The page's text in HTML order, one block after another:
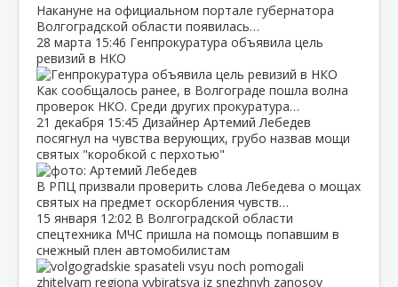
Накануне на официальном портале губернатора
Волгоградской области появилась…
28 марта 15:46 Генпрокуратура объявила цель
ревизий в НКО
Как сообщалось ранее, в Волгограде пошла волна
проверок НКО. Среди других прокуратура…
21 декабря 15:45 Дизайнер Артемий Лебедев
посягнул на чувства верующих, грубо назвав мощи
святых "коробкой с перхотью"
В РПЦ призвали проверить слова Лебедева о мощах
святых на предмет оскорбления чувств…
15 января 12:02 В Волгоградской области
спецтехника МЧС пришла на помощь попавшим в
снежный плен автомобилистам